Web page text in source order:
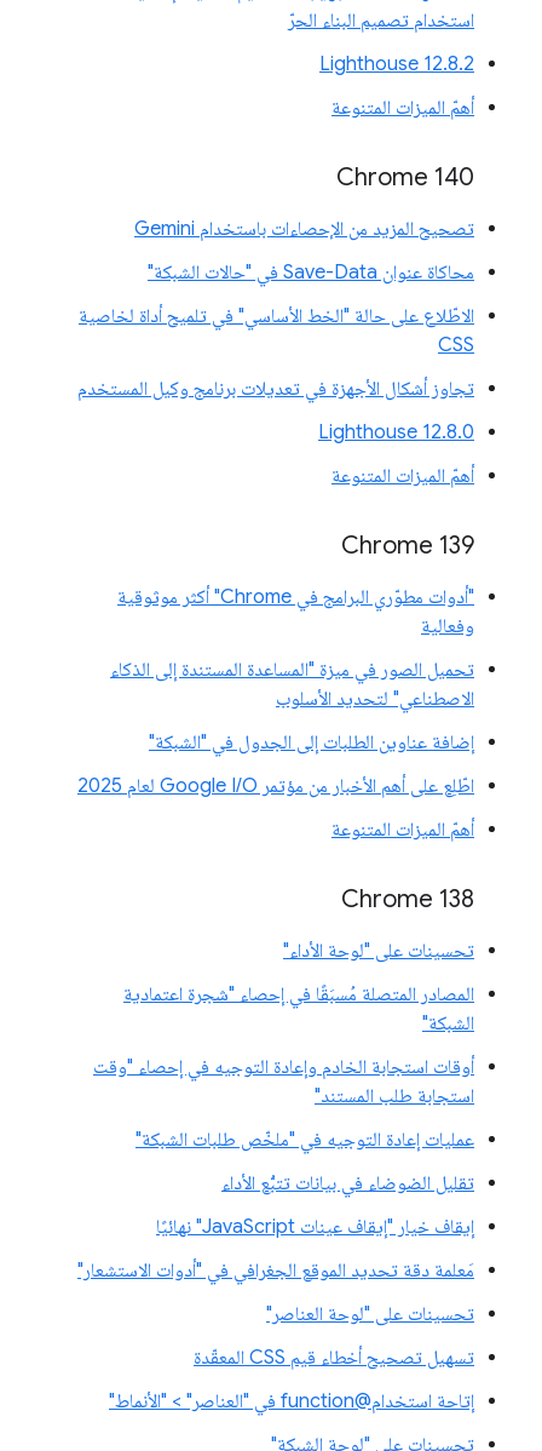
استخدام تصميم البناء الحرّ
‫Lighthouse 12.8.2
أهمّ الميزات المتنوعة
Chrome 140
تصحيح المزيد من الإحصاءات باستخدام Gemini
محاكاة عنوان Save-Data في "حالات الشبكة"
الاطّلاع على حالة "الخط الأساسي" في تلميح أداة لخاصية
CSS
تجاوز أشكال الأجهزة في تعديلات برنامج وكيل المستخدم
‫Lighthouse 12.8.0
أهمّ الميزات المتنوعة
‫Chrome 139
"أدوات مطوّري البرامج في Chrome" أكثر موثوقية
وفعالية
تحميل الصور في ميزة "المساعدة المستندة إلى الذكاء
الاصطناعي" لتحديد الأسلوب
إضافة عناوين الطلبات إلى الجدول في "الشبكة"
اطّلِع على أهم الأخبار من مؤتمر Google I/O لعام 2025
أهمّ الميزات المتنوعة
‫Chrome 138
تحسينات على "لوحة الأداء"
المصادر المتصلة مُسبَقًا في إحصاء "شجرة اعتمادية
الشبكة"
أوقات استجابة الخادم وإعادة التوجيه في إحصاء "وقت
استجابة طلب المستند"
عمليات إعادة التوجيه في "ملخّص طلبات الشبكة"
تقليل الضوضاء في بيانات تتبُّع الأداء
إيقاف خيار "إيقاف عينات JavaScript" نهائيًا
مَعلمة دقة تحديد الموقع الجغرافي في "أدوات الاستشعار"
تحسينات على "لوحة العناصر"
تسهيل تصحيح أخطاء قيم CSS المعقّدة
إتاحة استخدام@function في "العناصر" > "الأنماط"
تحسينات على "لوحة الشبكة"